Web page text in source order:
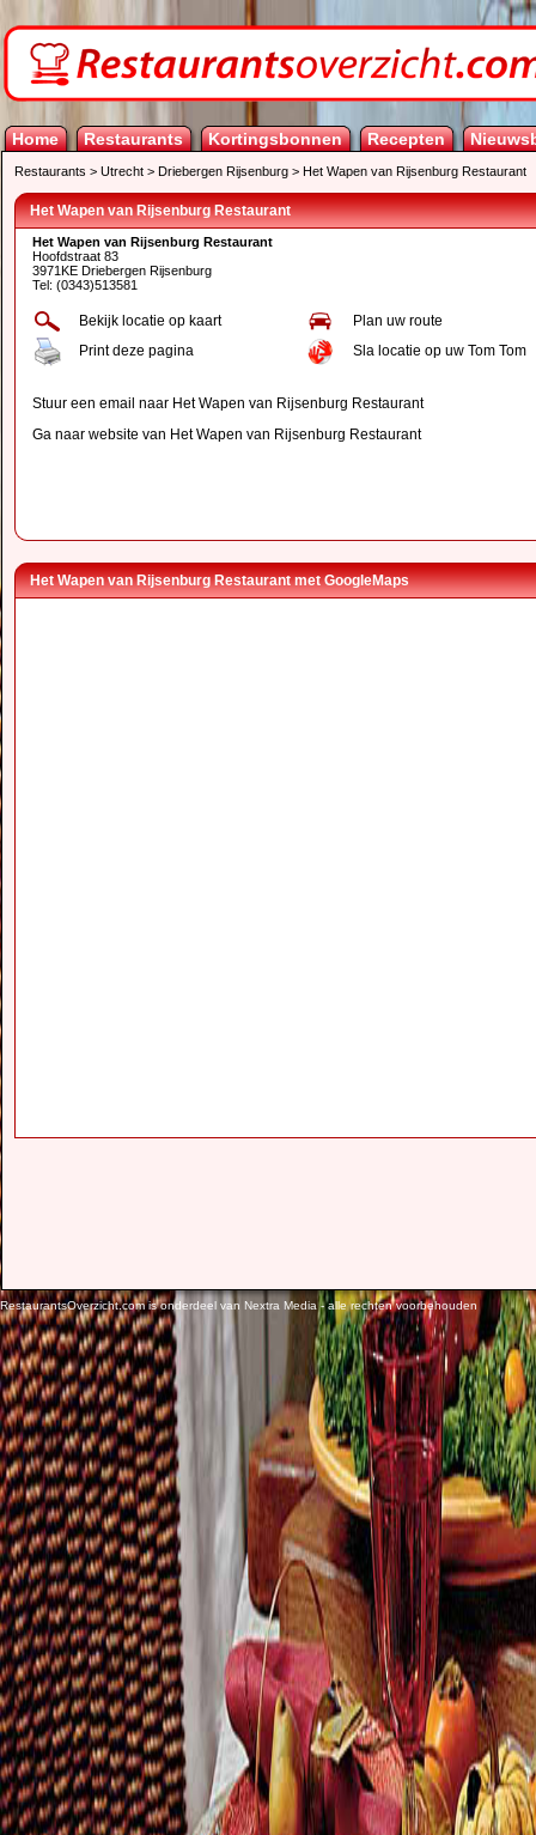
Home Restaurants Kortingsbonnen Recepten
Restaurants > Utrecht > Driebergen Rijsenburg > Het Wapen van Rijsenburg Restaurant
Het Wapen van Rijsenburg Restaurant
Het Wapen van Rijsenburg Restaurant
Hoofdstraat 83
3971KE Driebergen Rijsenburg
Tel: (0343)513581
Bekijk locatie op kaart
Plan uw route
Print deze pagina
Sla locatie op uw Tom Tom
Stuur een email naar Het Wapen van Rijsenburg Restaurant
Ga naar website van Het Wapen van Rijsenburg Restaurant
Het Wapen van Rijsenburg Restaurant met GoogleMaps
RestaurantsOverzicht.com is onderdeel van Nextra Media - alle rechten voorbehouden